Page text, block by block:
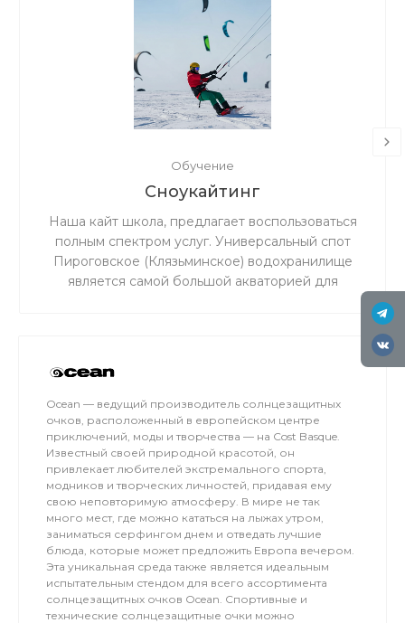
Обучение
Сноукайтинг
Наша кайт школа, предлагает воспользоваться
полным спектром услуг. Универсальный спот
Пироговское (Клязьминское) водохранилище
является самой большой акваторией для
Ocean — ведущий производитель солнцезащитных
очков, расположенный в европейском центре
приключений, моды и творчества — на Cost Basque.
Известный своей природной красотой, он
привлекает любителей экстремального спорта,
модников и творческих личностей, придавая ему
свою неповторимую атмосферу. В мире не так
много мест, где можно кататься на лыжах утром,
заниматься серфингом днем и отведать лучшие
блюда, которые может предложить Европа вечером.
Эта уникальная среда также является идеальным
испытательным стендом для всего ассортимента
солнцезащитных очков Ocean. Спортивные и
технические солнцезащитные очки можно